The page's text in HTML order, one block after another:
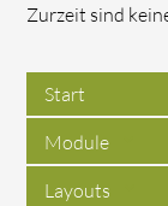
Zurzeit sind
Start
Module
Layouts